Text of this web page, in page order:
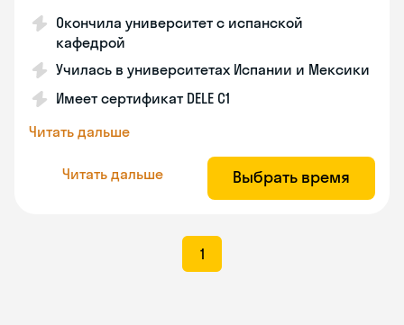
Окончила университет с испанской
кафедрой
Училась в университетах Испании и Мексики
Имеет сертификат DELE C1
Читать дальше
Читать дальше Выбрать время
1